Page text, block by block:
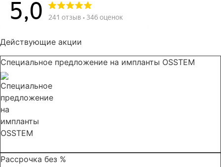
Действующие акции
Специальное предложение на импланты OSSTEM
Рассрочка без %